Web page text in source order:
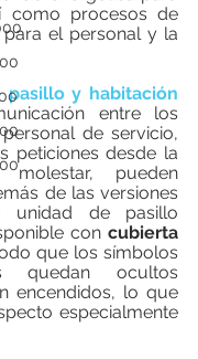
como procesos de
el personal y la
y habitación
entre los
de servicio,
peticiones desde la
molestar, pueden
de las versiones
unidad de pasillo
con cubierta
que los símbolos
quedan ocultos
encendidos, lo que
especialmente